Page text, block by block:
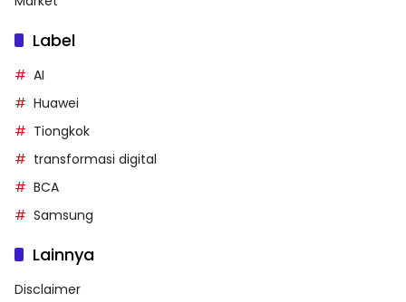
Label
AI
Huawei
Tiongkok
transformasi digital
BCA
Samsung
Lainnya
Disclaimer